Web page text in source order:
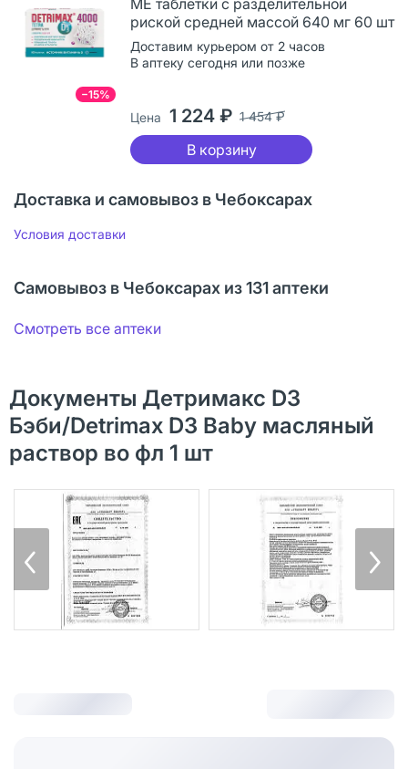
−15%
риской средней массой 640 мг 60 шт
Доставим курьером от 2 часов
В аптеку сегодня или позже
Цена 1 224 ₽ 1 454 ₽
В корзину
Доставка и самовывоз в Чебоксарах
Условия доставки
Самовывоз в Чебоксарах из 131 аптеки
Смотреть все аптеки
Документы Детримакс D3
Бэби/Detrimax D3 Baby масляный
раствор во фл 1 шт